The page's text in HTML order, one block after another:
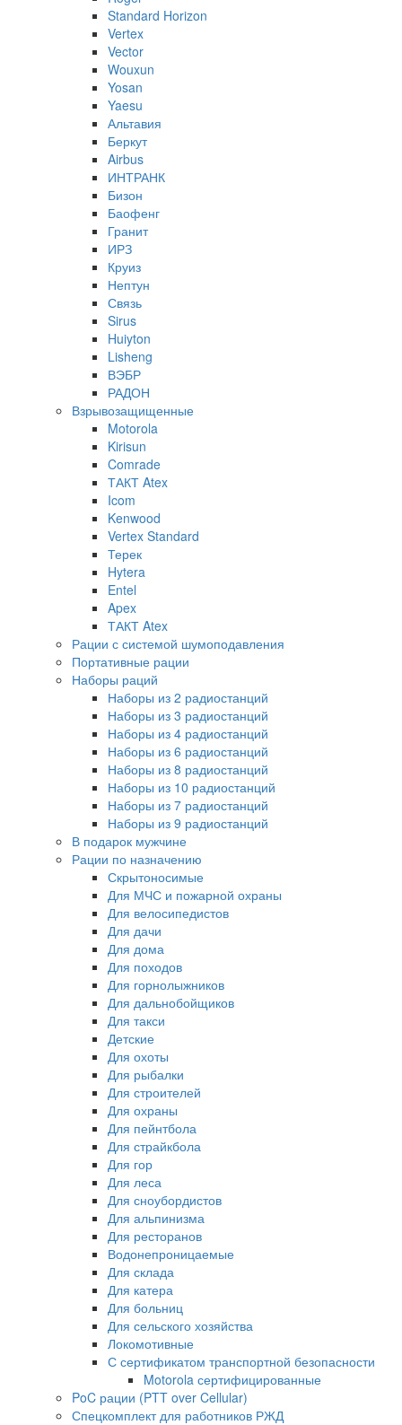
Standard Horizon
Vertex
Vector
Wouxun
Yosan
Yaesu
Альтавия
Беркут
Airbus
ИНТРАНК
Бизон
Баофенг
Гранит
ИРЗ
Круиз
Нептун
Связь
Sirus
Huiyton
Lisheng
ВЭБР
РАДОН
Взрывозащищенные
Motorola
Kirisun
Comrade
ТАКТ Atex
Icom
Kenwood
Vertex Standard
Терек
Hytera
Entel
Apex
ТАКТ Atex
Рации с системой шумоподавления
Портативные рации
Наборы раций
Наборы из 2 радиостанций
Наборы из 3 радиостанций
Наборы из 4 радиостанций
Наборы из 6 радиостанций
Наборы из 8 радиостанций
Наборы из 10 радиостанций
Наборы из 7 радиостанций
Наборы из 9 радиостанций
В подарок мужчине
Рации по назначению
Скрытоносимые
Для МЧС и пожарной охраны
Для велосипедистов
Для дачи
Для дома
Для походов
Для горнолыжников
Для дальнобойщиков
Для такси
Детские
Для охоты
Для рыбалки
Для строителей
Для охраны
Для пейнтбола
Для страйкбола
Для гор
Для леса
Для сноубордистов
Для альпинизма
Для ресторанов
Водонепроницаемые
Для склада
Для катера
Для больниц
Для сельского хозяйства
Локомотивные
С сертификатом транспортной безопасности
Motorola сертифицированные
PoC рации (PTT over Cellular)
Спецкомплект для работников РЖД